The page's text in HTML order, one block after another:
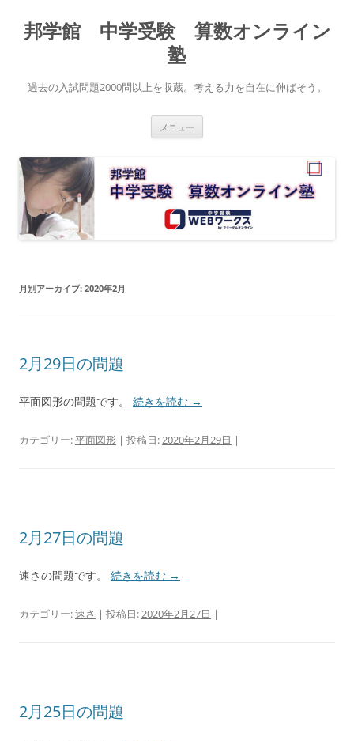
テ
ン
キ
ッ
邦学館 中学受験 算数オンライン
塾
過去の入試問題2000問以上を収蔵。考える力を自在に伸ばそう。
メニュー
月別アーカイブ: 2020年2月
2月29日の問題
平面図形の問題です。 続きを読む →
カテゴリー:平面図形 | 投稿日:2020年2月29日 |
2月27日の問題
速さの問題です。 続きを読む →
カテゴリー:速さ | 投稿日:2020年2月27日 |
2月25日の問題